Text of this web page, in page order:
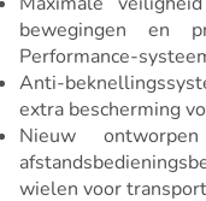
bewegingen en
Performance-
Anti-
extra bescherming
Nieuw
wielen voor